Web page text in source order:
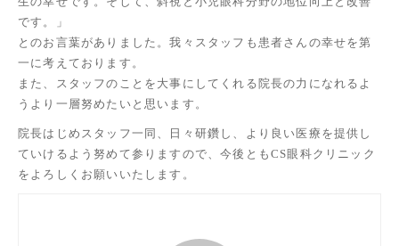
です。」
とのお言葉がありました。我々スタッフも患者さんの幸せを第
一に考えております。
また、スタッフのことを大事にしてくれる院長の力になれるよ
うより一層努めたいと思います。
院長はじめスタッフ一同、日々研鑽し、より良い医療を提供し
ていけるよう努めて参りますので、今後ともCS眼科クリニック
をよろしくお願いいたします。